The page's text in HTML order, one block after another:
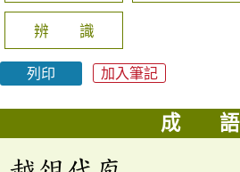
辨 識
列印 加入筆記
成 語